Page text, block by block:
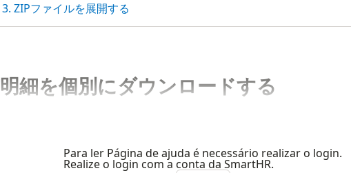
3. ZIPファイルを展開する
細を個別にダウンロードする
Para ler Página de ajuda é necessário realizar o login.
Realize o login com a conta da SmartHR.